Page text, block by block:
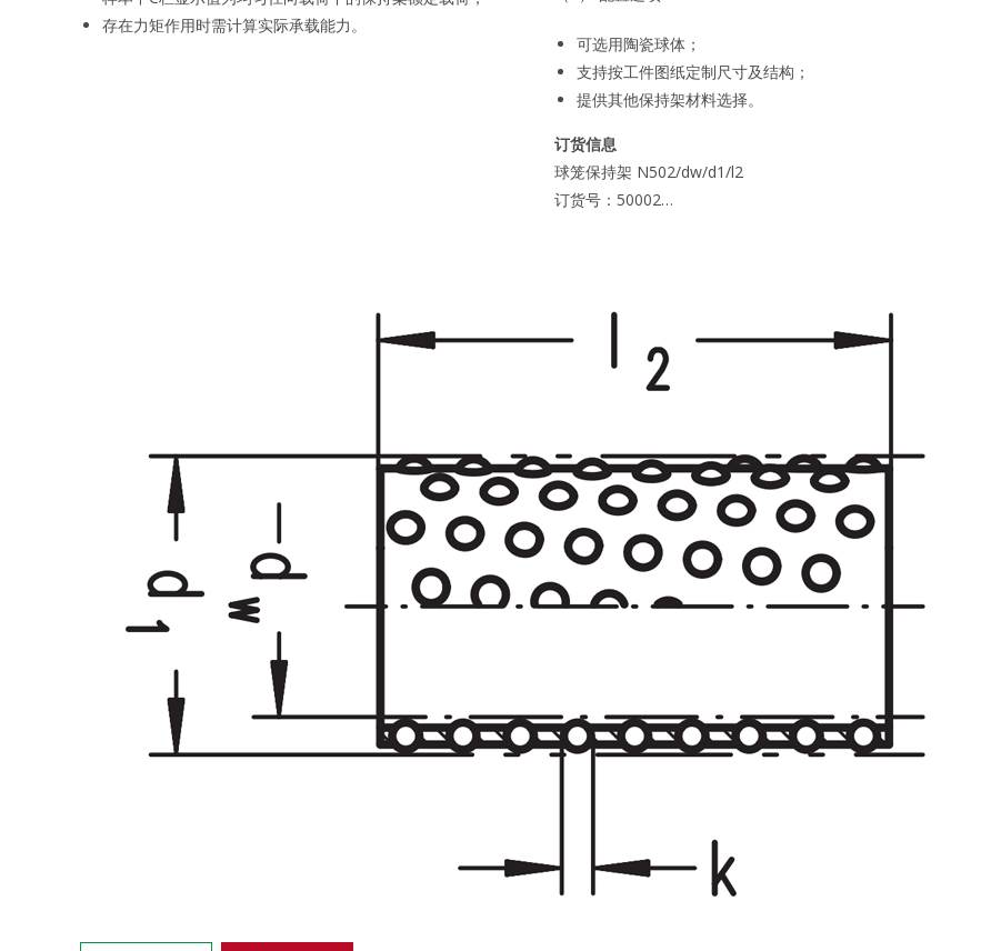
存在力矩作用时需计算实际承载能力。
可选用陶瓷球体；
支持按工件图纸定制尺寸及结构；
提供其他保持架材料选择。
订货信息
球笼保持架 N502/dw/d1/l2
订货号：50002…